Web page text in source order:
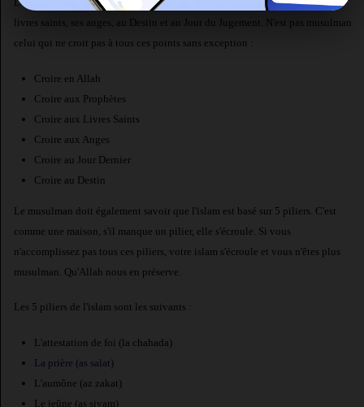
livres saints, ses anges, au Destin et au Jour du Jugement. N'est pas musulman
celui qui ne croit pas à tous ces points sans exception :
Croire en Allah
Croire aux Prophètes
Croire aux Livres Saints
Croire aux Anges
Croire au Jour Dernier
Croire au Destin
Le musulman doit également savoir que l'islam est basé sur 5 piliers. C'est
comme une maison, s'il manque un pilier, elle s'écroule. Si vous
n'accomplissez pas tous ces piliers, votre islam s'écroule et vous n'êtes plus
musulman. Qu'Allah nous en préserve.
Les 5 piliers de l'islam sont les suivants :
L'attestation de foi (la chahada)
La prière (as salat)
L'aumône (az zakat)
Le jeûne (as siyam)